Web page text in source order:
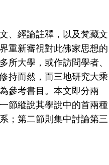
、經論註釋，以及梵藏文
重新審視對此佛家思想的
所大學，或作訪問學者、
持而然，而三地研究大乘
參考書目。本文即分兩
節縱說其學說中的首兩種
；第二節則集中討論第三